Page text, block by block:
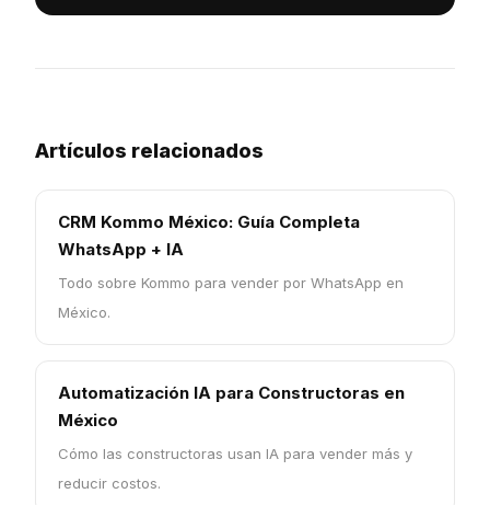
Artículos relacionados
CRM Kommo México: Guía Completa
WhatsApp + IA
Todo sobre Kommo para vender por WhatsApp en
México.
Automatización IA para Constructoras en
México
Cómo las constructoras usan IA para vender más y
reducir costos.